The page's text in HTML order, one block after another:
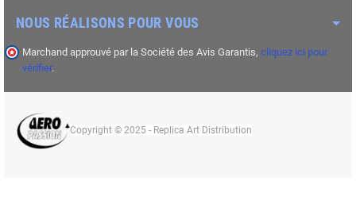
NOUS RÉALISONS POUR VOUS
Marchand approuvé par la Société des Avis Garantis, cliquez ici pour
vérifier.
Copyright © 2025 - Replica Art Distribution